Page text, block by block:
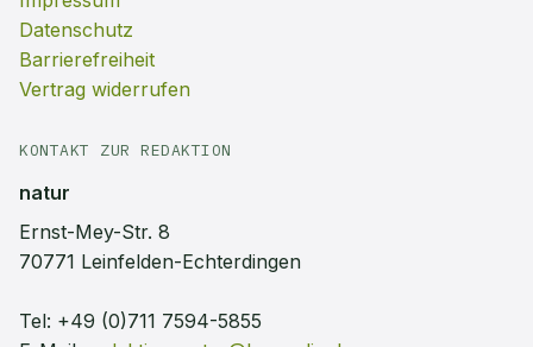
Datenschutz
Barrierefreiheit
Vertrag widerrufen
KONTAKT ZUR REDAKTION
natur
Ernst-Mey-Str. 8
70771 Leinfelden-Echterdingen
Tel: +49 (0)711 7594-5855